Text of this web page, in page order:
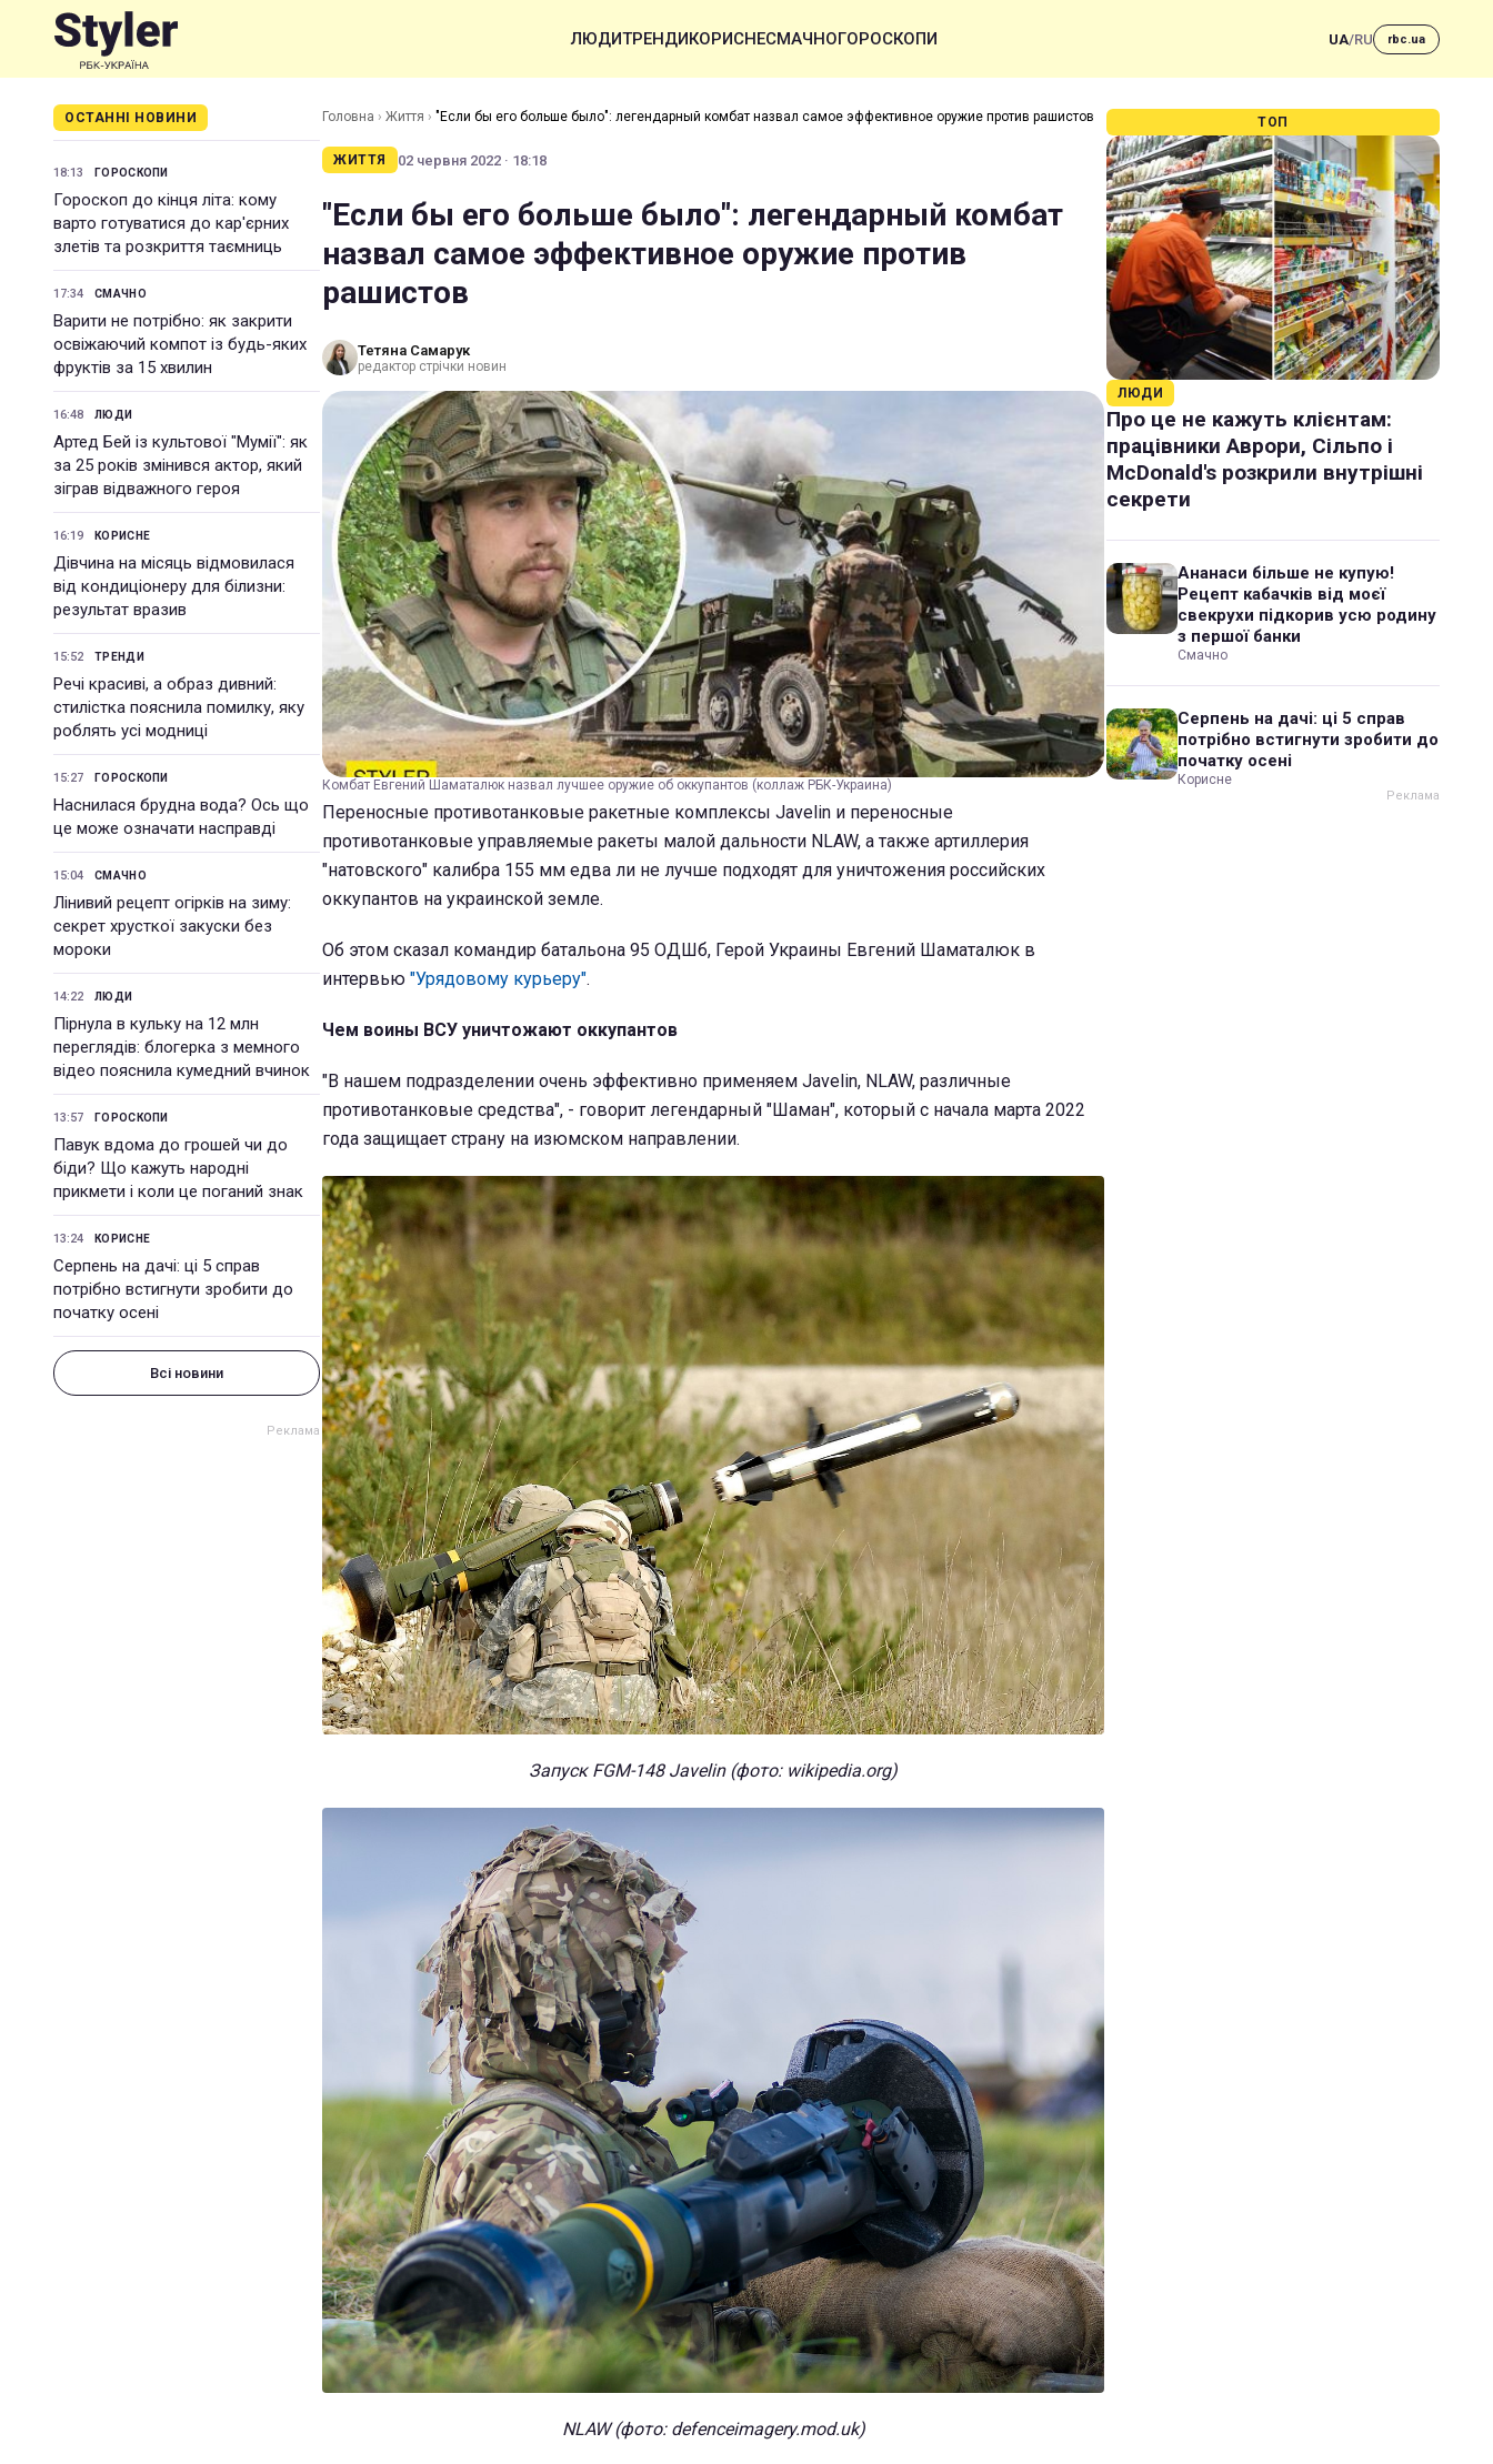
ЛЮДИТРЕНДИКОРИСНЕСМАЧНОГОРОСКОПИ UA/RU rbc.ua
ОСТАННІ НОВИНИ
18:13 ГОРОСКОПИ
Гороскоп до кінця літа: кому
варто готуватися до кар'єрних
злетів та розкриття таємниць
17:34 СМАЧНО
Варити не потрібно: як закрити
освіжаючий компот із будь-яких
фруктів за 15 хвилин
16:48 ЛЮДИ
Артед Бей із культової "Мумії": як
за 25 років змінився актор, який
зіграв відважного героя
16:19 КОРИСНЕ
Дівчина на місяць відмовилася
від кондиціонеру для білизни:
результат вразив
15:52 ТРЕНДИ
Речі красиві, а образ дивний:
стилістка пояснила помилку, яку
роблять усі модниці
15:27 ГОРОСКОПИ
Наснилася брудна вода? Ось що
це може означати насправді
15:04 СМАЧНО
Лінивий рецепт огірків на зиму:
секрет хрусткої закуски без
мороки
14:22 ЛЮДИ
Пірнула в кульку на 12 млн
переглядів: блогерка з мемного
відео пояснила кумедний вчинок
13:57 ГОРОСКОПИ
Павук вдома до грошей чи до
біди? Що кажуть народні
прикмети і коли це поганий знак
13:24 КОРИСНЕ
Серпень на дачі: ці 5 справ
потрібно встигнути зробити до
початку осені
Всі новини
Головна › Життя › "Если бы его больше было": легендарный комбат назвал самое эффективное оружие против рашистов
ЖИТТЯ 02 червня 2022 · 18:18
"Если бы его больше было": легендарный комбат
назвал самое эффективное оружие против
рашистов
Тетяна Самарук
редактор стрічки новин
Комбат Евгений Шаматалюк назвал лучшее оружие об оккупантов (коллаж РБК-Украина)
Переносные противотанковые ракетные комплексы Javelin и переносные
противотанковые управляемые ракеты малой дальности NLAW, а также артиллерия
"натовского" калибра 155 мм едва ли не лучше подходят для уничтожения российских
оккупантов на украинской земле.
Об этом сказал командир батальона 95 ОДШб, Герой Украины Евгений Шаматалюк в
интервью "Урядовому курьеру".
Чем воины ВСУ уничтожают оккупантов
"В нашем подразделении очень эффективно применяем Javelin, NLAW, различные
противотанковые средства", - говорит легендарный "Шаман", который с начала марта 2022
года защищает страну на изюмском направлении.
Запуск FGM-148 Javelin (фото: wikipedia.org)
NLAW(фото: defenceimagery.mod.uk)
ТОП
ЛЮДИ
Про це не кажуть клієнтам:
працівники Аврори, Сільпо і
McDonald's розкрили внутрішні
секрети
Ананаси більше не купую!
Рецепт кабачків від моєї
свекрухи підкорив усю родину
з першої банки
Смачно
Серпень на дачі: ці 5 справ
потрібно встигнути зробити до
початку осені
Корисне